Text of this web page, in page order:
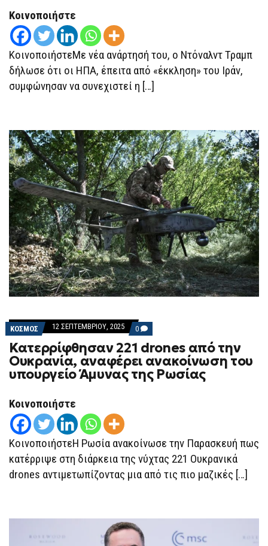
ΑΛΛΆ
Η
ΕΚΕΧΕΙΡΊΑ
«ΤΕΛΕΊΩΣΕ»
Κοινοποιήστε
ΚοινοποιήστεΜε νέα ανάρτησή του, ο Ντόναλντ Τραμπ
δήλωσε ότι οι ΗΠΑ, έπειτα από «έκκληση» του Ιράν,
συμφώνησαν να συνεχιστεί η […]
ΚΟΣΜΟΣ 12 ΣΕΠΤΕΜΒΡΊΟΥ, 2025 0 COMMENTS
ON
ΚΑΤΕΡΡΊΦΘΗΣΑΝ
221
DRONES
ΑΠΌ
ΤΗΝ
ΤΗΣ
ΡΩΣΊΑΣ
Κατερρίφθησαν 221 drones από την
Ουκρανία, αναφέρει ανακοίνωση του
υπουργείο Άμυνας της Ρωσίας
Κοινοποιήστε
ΚοινοποιήστεΗ Ρωσία ανακοίνωσε την Παρασκευή πως
κατέρριψε στη διάρκεια της νύχτας 221 Ουκρανικά
drones αντιμετωπίζοντας μια από τις πιο μαζικές […]